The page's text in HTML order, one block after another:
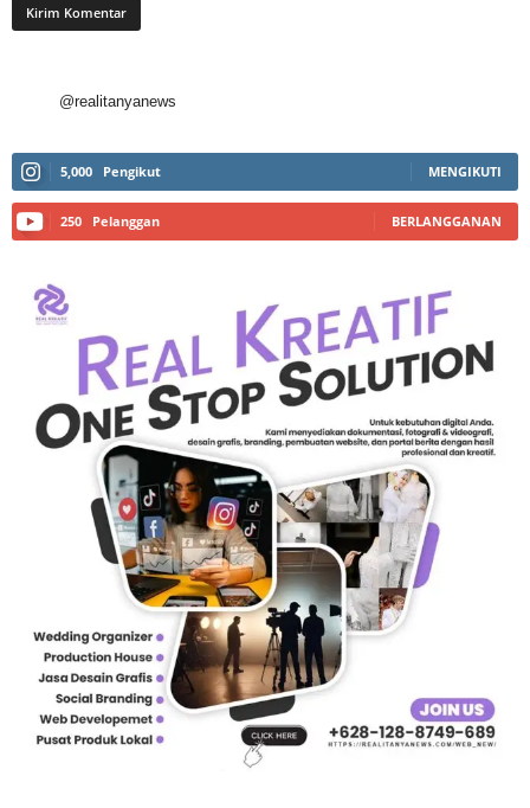
@realitanyanews
5,000 Pengikut MENGIKUTI
250 Pelanggan BERLANGGANAN